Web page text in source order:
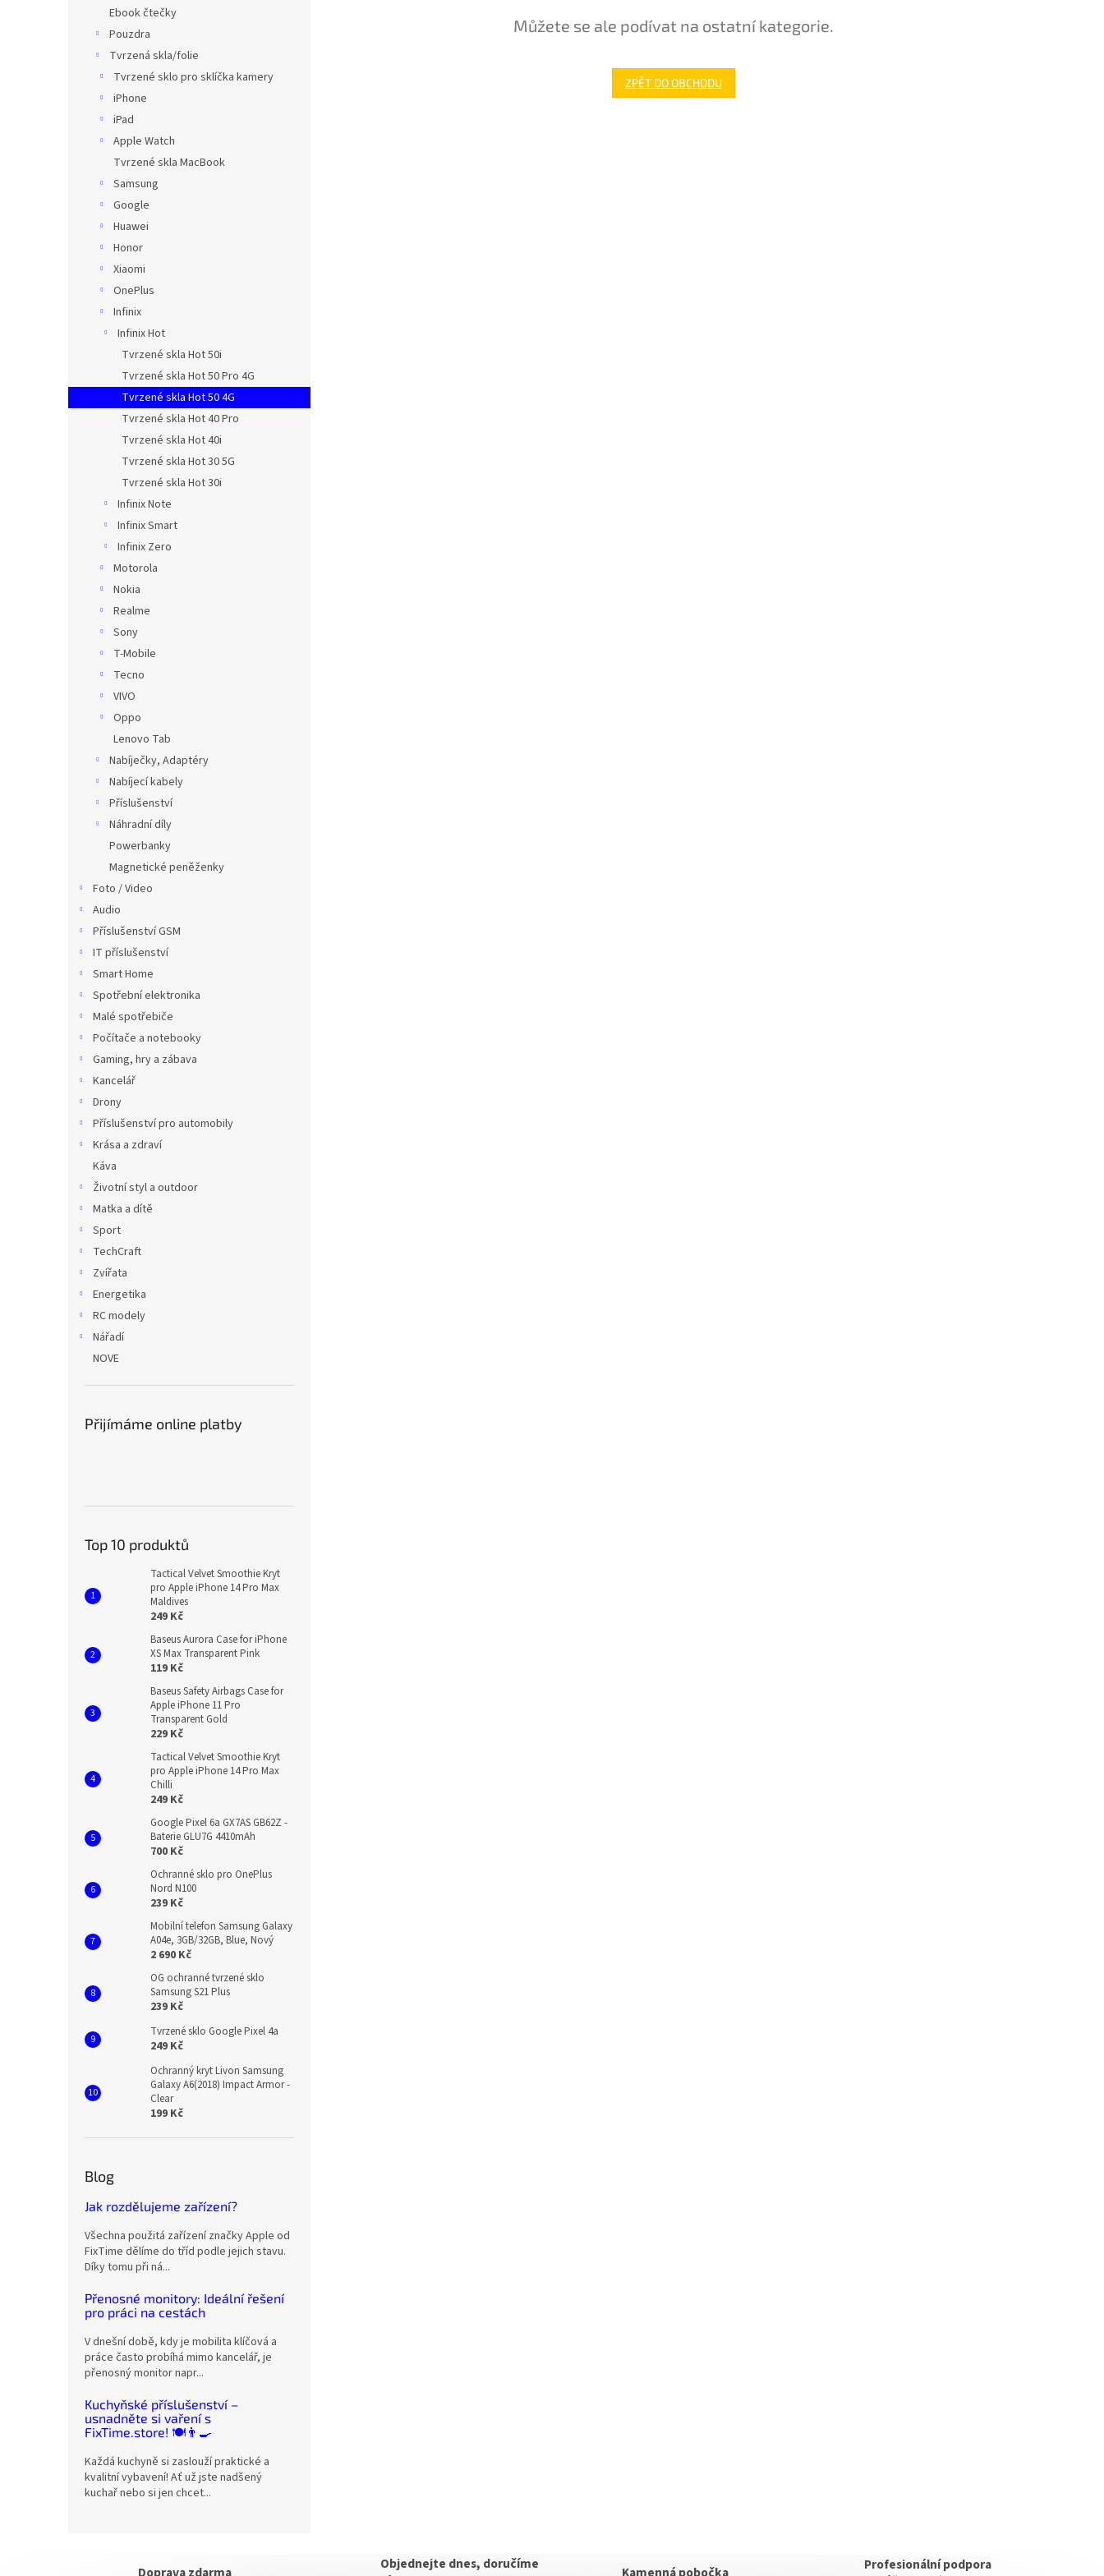
Ebook čtečky
Pouzdra
Tvrzená skla/folie
Tvrzené sklo pro sklíčka kamery
iPhone
iPad
Apple Watch
Tvrzené skla MacBook
Samsung
Google
Huawei
Honor
Xiaomi
OnePlus
Infinix
Infinix Hot
Tvrzené skla Hot 50i
Tvrzené skla Hot 50 Pro 4G
Tvrzené skla Hot 50 4G
Tvrzené skla Hot 40 Pro
Tvrzené skla Hot 40i
Tvrzené skla Hot 30 5G
Tvrzené skla Hot 30i
Infinix Note
Infinix Smart
Infinix Zero
Motorola
Nokia
Realme
Sony
T-Mobile
Tecno
VIVO
Oppo
Lenovo Tab
Nabíječky, Adaptéry
Nabíjecí kabely
Příslušenství
Náhradní díly
Powerbanky
Magnetické peněženky
Foto / Video
Audio
Příslušenství GSM
IT příslušenství
Smart Home
Spotřební elektronika
Malé spotřebiče
Počítače a notebooky
Gaming, hry a zábava
Kancelář
Drony
Příslušenství pro automobily
Krása a zdraví
Káva
Životní styl a outdoor
Matka a dítě
Sport
TechCraft
Zvířata
Energetika
RC modely
Nářadí
NOVE
Přijímáme online platby
Top 10 produktů
Tactical Velvet Smoothie Kryt
pro Apple iPhone 14 Pro Max
Maldives
249 Kč
Baseus Aurora Case for iPhone
XS Max Transparent Pink
119 Kč
Baseus Safety Airbags Case for
Apple iPhone 11 Pro
Transparent Gold
229 Kč
Tactical Velvet Smoothie Kryt
pro Apple iPhone 14 Pro Max
Chilli
249 Kč
Google Pixel 6a GX7AS GB62Z -
Baterie GLU7G 4410mAh
700 Kč
Ochranné sklo pro OnePlus
Nord N100
239 Kč
Mobilní telefon Samsung Galaxy
A04e, 3GB/32GB, Blue, Nový
2 690 Kč
OG ochranné tvrzené sklo
Samsung S21 Plus
239 Kč
Tvrzené sklo Google Pixel 4a
249 Kč
Ochranný kryt Livon Samsung
Galaxy A6(2018) Impact Armor -
Clear
199 Kč
Blog
Jak rozdělujeme zařízení?
Všechna použitá zařízení značky Apple od
FixTime dělíme do tříd podle jejich stavu.
Díky tomu při ná...
Přenosné monitory: Ideální řešení
pro práci na cestách
V dnešní době, kdy je mobilita klíčová a
práce často probíhá mimo kancelář, je
přenosný monitor napr...
Kuchyňské příslušenství –
usnadněte si vaření s
FixTime.store! 🍽️👨‍🍳
Každá kuchyně si zaslouží praktické a
kvalitní vybavení! Ať už jste nadšený
kuchař nebo si jen chcet...
Můžete se ale podívat na ostatní kategorie.
ZPĚT DO OBCHODU
Doprava zdarma
Objednejte dnes, doručíme
Kamenná pobočka Profesionální podpora